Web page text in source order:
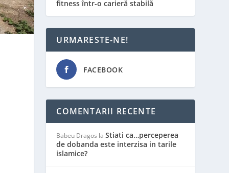
fitness într-o carieră stabilă
URMARESTE-NE!
FACEBOOK
COMENTARII RECENTE
Babeu Dragos laStiati ca…perceperea
de dobanda este interzisa in tarile
islamice?